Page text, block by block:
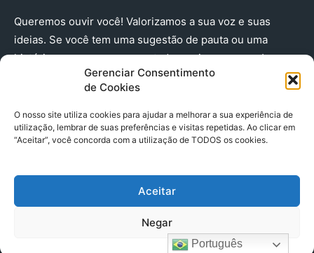
Gerenciar Consentimento
de Cookies
O nosso site utiliza cookies para ajudar a melhorar a sua experiência de
utilização, lembrar de suas preferências e visitas repetidas. Ao clicar em
“Aceitar”, você concorda com a utilização de TODOS os cookies.
Aceitar
Negar
Queremos ouvir você! Valorizamos a sua voz e suas
ideias. Se você tem uma sugestão de pauta ou uma
história que merece ser contada, envie-nos agora!
(91) 98224 - 3111
© 2025 A Província do Pará CNPJ: 04.901.141/0001-36 End .
Trav. Quintino Bocaiuva 2301, Ed. Rogério Fernandez – Sala
2701- Cremação – CEP 66045.315
Português